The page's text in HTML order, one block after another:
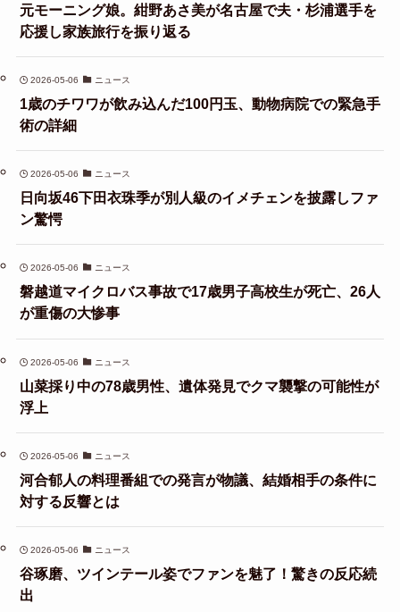
元モーニング娘。紺野あさ美が名古屋で夫・杉浦選手を
応援し家族旅行を振り返る
2026-05-06 ニュース
1歳のチワワが飲み込んだ100円玉、動物病院での緊急手
術の詳細
2026-05-06 ニュース
日向坂46下田衣珠季が別人級のイメチェンを披露しファ
ン驚愕
2026-05-06 ニュース
磐越道マイクロバス事故で17歳男子高校生が死亡、26人
が重傷の大惨事
2026-05-06 ニュース
山菜採り中の78歳男性、遺体発見でクマ襲撃の可能性が
浮上
2026-05-06 ニュース
河合郁人の料理番組での発言が物議、結婚相手の条件に
対する反響とは
2026-05-06 ニュース
谷琢磨、ツインテール姿でファンを魅了！驚きの反応続
出